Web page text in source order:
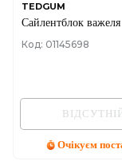
TEDGUM
Сайлентблок важеля
Код: 01145698
Очікуєм